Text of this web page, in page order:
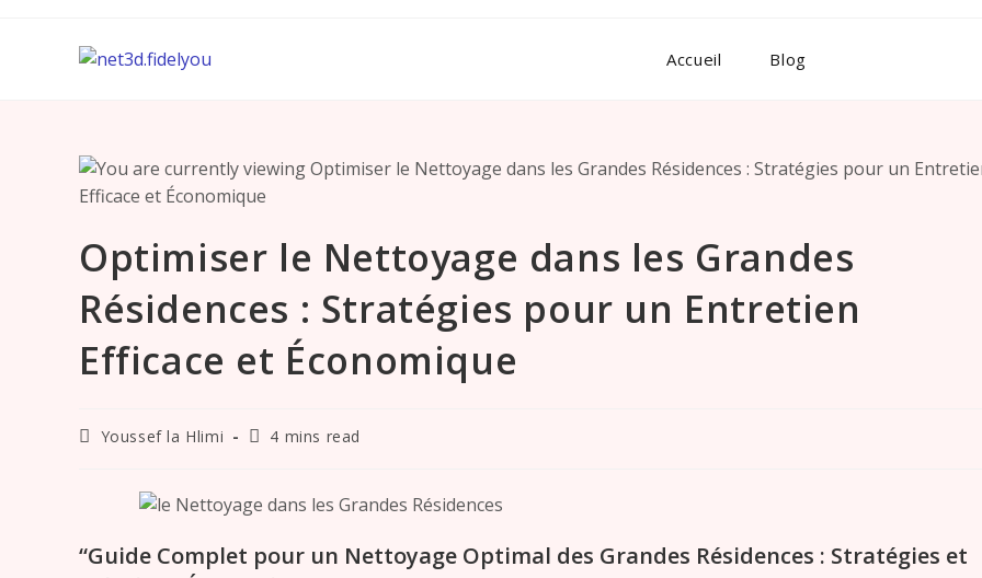
Accueil Blog
Optimiser le Nettoyage dans les Grandes
Résidences : Stratégies pour un Entretien
Efficace et Économique
PostYoussef la Hlimi
Reading
4 mins read
“Guide Complet pour un Nettoyage Optimal des Grandes Résidences : Stratégies et